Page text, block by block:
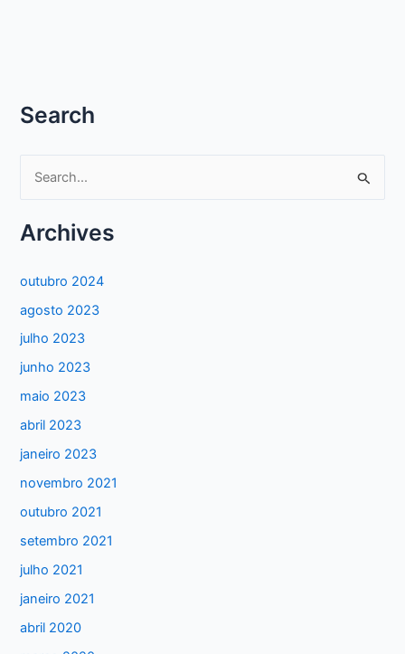
Search
q
a
r
p
o
r
:
Archives
outubro 2024
agosto 2023
julho 2023
junho 2023
maio 2023
abril 2023
janeiro 2023
novembro 2021
outubro 2021
setembro 2021
julho 2021
janeiro 2021
abril 2020